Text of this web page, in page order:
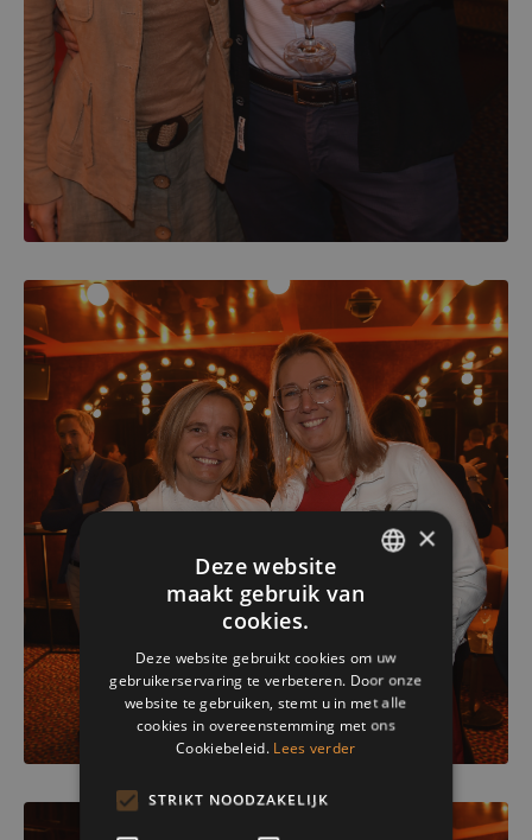
ENGLISH
DUTCH
×
Deze website
maakt gebruik van
cookies.
Deze website gebruikt cookies om uw
gebruikerservaring te verbeteren. Door onze
website te gebruiken, stemt u in met alle
cookies in overeenstemming met ons
Cookiebeleid. Lees verder
STRIKT NOODZAKELIJK